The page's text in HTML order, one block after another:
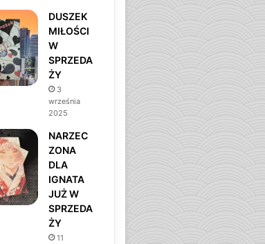
DUSZEK
MIŁOŚCI
W
SPRZEDA
ŻY
3
września
2025
NARZEC
ZONA
DLA
IGNATA
JUŻ W
SPRZEDA
ŻY
11